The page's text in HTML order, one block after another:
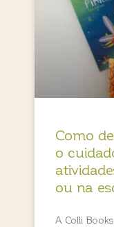
Como
o
ou na
A Colli